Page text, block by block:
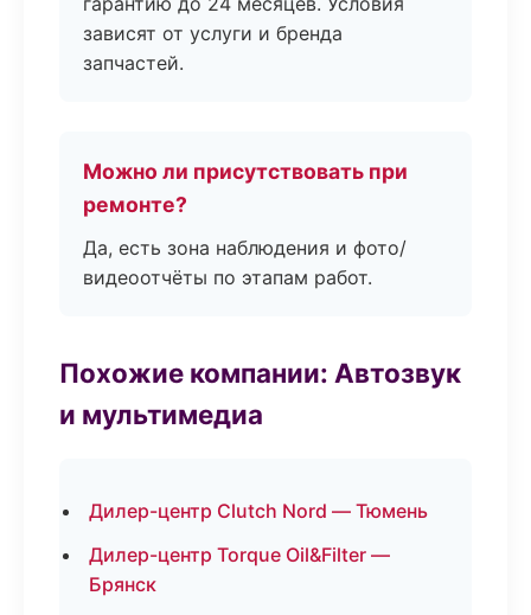
зависят от услуги и бренда
запчастей.
Можно ли присутствовать при
ремонте?
Да, есть зона наблюдения и фото/
видеоотчёты по этапам работ.
Похожие компании: Автозвук
и мультимедиа
Дилер-центр Clutch Nord — Тюмень
Дилер-центр Torque Oil&Filter —
Брянск